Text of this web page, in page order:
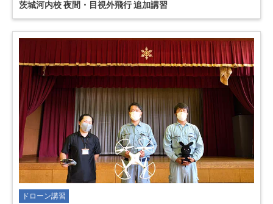
茨城河内校 夜間・目視外飛行 追加講習
ドローン講習